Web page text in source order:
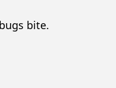
bite.